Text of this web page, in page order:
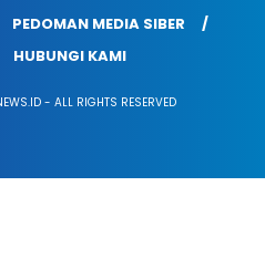
PEDOMAN MEDIA SIBER
HUBUNGI KAMI
- ALL RIGHTS RESERVED